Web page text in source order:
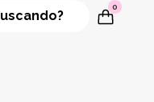
0